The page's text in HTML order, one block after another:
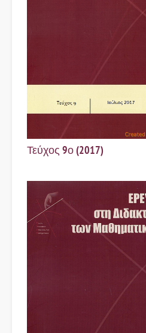
Τεύχος 9ο (2017)